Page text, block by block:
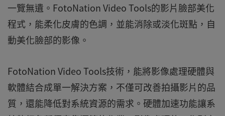
一覽無遺。FotoNation Video Tools的影片臉部美化
程式，能柔化皮膚的色調，並能消除或淡化斑點，自
動美化臉部的影像。
FotoNation Video Tools技術，能將影像處理硬體與
軟體結合成單一解決方案，不僅可改善拍攝影片的品
質，還能降低對系統資源的需求。硬體加速功能讓系